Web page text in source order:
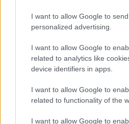
I want to allow Google to
personalized advertising.
I want to allow Google to
related to analytics like
device identifiers in apps.
I want to allow Google to
related to functionality of the
I want to allow Google to
Jelentkezniezen a linken
Szöveg: FoA, Kólinger Zsombor
További tartalmakFacebookés
Kövess minket ott is!
Címkék:visszatérés RTL 2027